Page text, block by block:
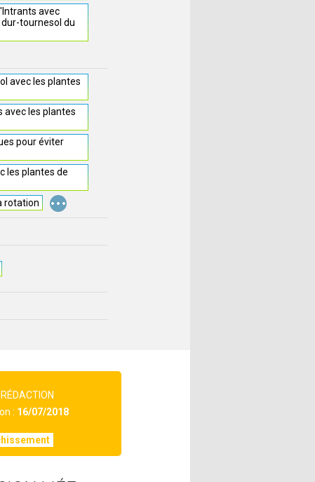
avec
tournesol du
avec les plantes
avec les plantes
pour éviter
les plantes de
rotation
...
: 16/07/2018